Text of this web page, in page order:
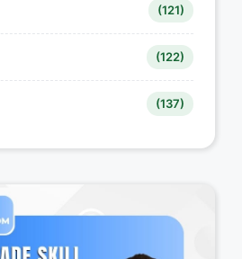
(121)
(122)
(137)